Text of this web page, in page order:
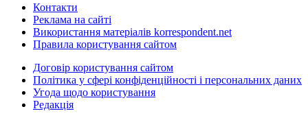
Контакти
Реклама на сайті
Використання матеріалів korrespondent.net
Правила користування сайтом
Договір користування сайтом
Політика у сфері конфіденційності і персональних даних
Угода щодо користування
Редакція